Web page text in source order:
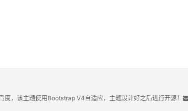
度，该主题使用Bootstrap V4自适应，主题设计好之后进行开源！